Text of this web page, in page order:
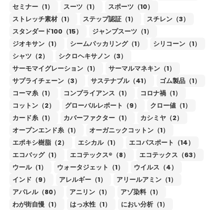
セミナー（1）
スーツ（1）
スポーツ（10）
ストレッチ素材（1）
ステップ認証（1）
スチレン（3）
スタンダード100（15）
ジャンプスーツ（1）
ジオキサン（1）
シームパッカリング（1）
シリコーン（1）
シャツ（2）
シクロヘキサノン（3）
サーモマイグレーション（1）
サーマルマネキン（1）
サプライチェーン（3）
サステナブル（41）
ゴム製品（1）
コーマ糸（1）
コンプライアンス（1）
コロナ禍（1）
コットン（2）
グローバルレポート（9）
クロー値（1）
カード糸（1）
カバーファクター（1）
カシミヤ（2）
オープンエンド糸（1）
オーガニックコットン（1）
エポキシ樹脂（2）
エシカル（1）
エコパスポート（14）
エコバッグ（1）
エコテックス®（8）
エコテックス（63）
ウール（1）
ウォータジェット（1）
ウイルス（4）
インド（9）
アレルギー（1）
アリールアミン（1）
アパレル（80）
アニリン（1）
アゾ染料（1）
わが街自慢（1）
はっ水性（1）
におい分析（1）